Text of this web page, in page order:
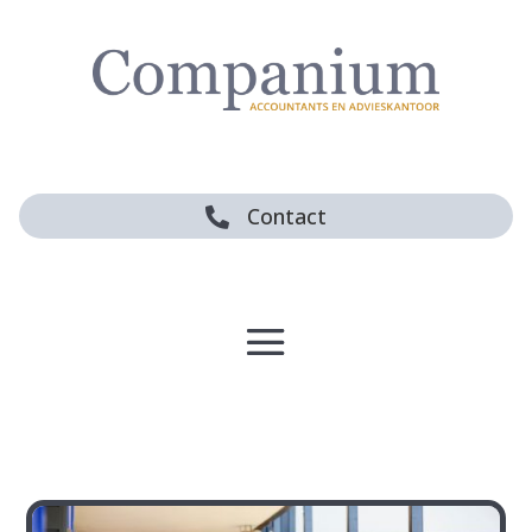
 Contact